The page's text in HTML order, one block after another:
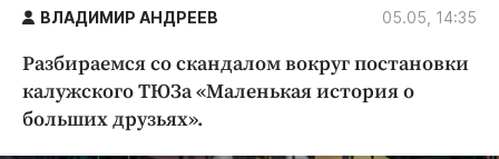
Авто и транспорт
Криминал
Культура
ВЛАДИМИР АНДРЕЕВ 05.05, 14:35
Разбираемся со скандалом вокруг постановки
калужского ТЮЗа «Маленькая история о
больших друзьях».